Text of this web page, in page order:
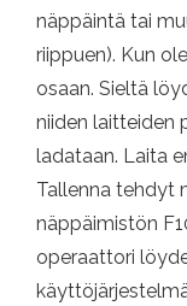
näppäintä tai
riippuen). Kun
osaan. Sieltä
niiden laitteiden
ladataan. Laita
Tallenna tehdyt
näppäimistön
operaattori